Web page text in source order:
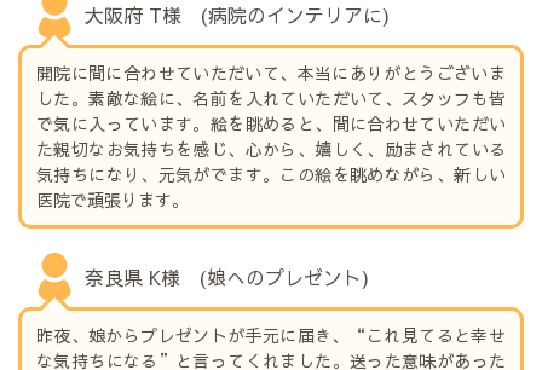
大阪府 T様 (病院のインテリアに)
開院に間に合わせていただいて、本当にありがとうございま
した。素敵な絵に、名前を入れていただいて、スタッフも皆
で気に入っています。絵を眺めると、間に合わせていただい
た親切なお気持ちを感じ、心から、嬉しく、励まされている
気持ちになり、元気がでます。この絵を眺めながら、新しい
医院で頑張ります。
奈良県 K様 (娘へのプレゼント)
昨夜、娘からプレゼントが手元に届き、“これ見てると幸せ
な気持ちになる”と言ってくれました。送った意味があった